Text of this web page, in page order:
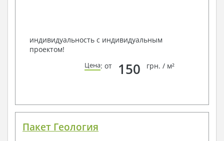
индивидуальность с индивидуальным
проектом!
Цена: от 150 грн. / м²
Пакет Геология